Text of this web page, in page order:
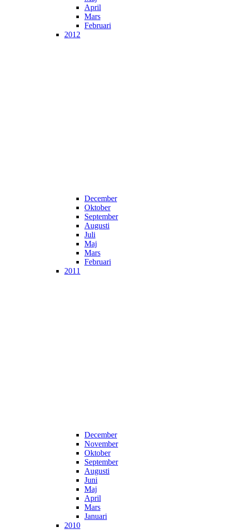
April
Mars
Februari
2012
December
Oktober
September
Augusti
Juli
Maj
Mars
Februari
2011
December
November
Oktober
September
Augusti
Juni
Maj
April
Mars
Januari
2010